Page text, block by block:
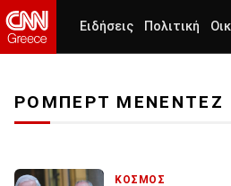
Ειδήσεις Πολιτική
ΡΟΜΠΕΡΤ ΜΕΝΕΝΤΕΖ
ΚΟΣΜΟΣ